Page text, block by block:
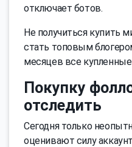
отключает ботов.
Не получиться купить
стать топовым
месяцев все купленные
Покупку
отследить
Сегодня только
оценивают силу